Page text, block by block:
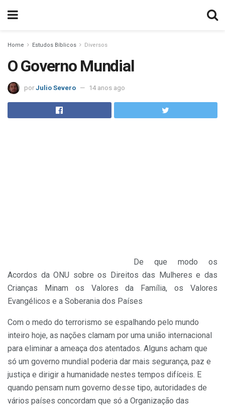
Home Estudos Bíblicos Diversos
O Governo Mundial
por Julio Severo 14 anos ago
De que modo os
Acordos da ONU sobre os Direitos das Mulheres e das
Crianças Minam os Valores da Família, os Valores
Evangélicos e a Soberania dos Países
Com o medo do terrorismo se espalhando pelo mundo
inteiro hoje, as nações clamam por uma união internacional
para eliminar a ameaça dos atentados. Alguns acham que
só um governo mundial poderia dar mais segurança, paz e
justiça e dirigir a humanidade nestes tempos difíceis. E
quando pensam num governo desse tipo, autoridades de
vários países concordam que só a Organização das